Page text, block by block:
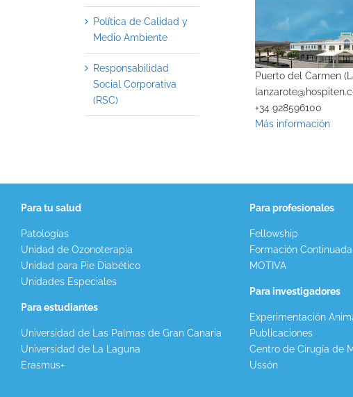
Puerto del Carmen
+34 928596100
Más información
Política de Calidad y
Medio Ambiente
Responsabilidad
Social Corporativa
(RSC)
Para tu salud
Patologías
Unidad de Ozonoterapia
Unidad para Pie Diabético
Unidades Especiales
Para estudiantes
Universidad de Las Palmas de Gran Canaria
Universidad de La Laguna
Erasmus+
Para profesionales
Fellowship
Formación Continuada
MOTIVA
Para investigadores
Experimentación
Publicaciones
Centro de Cirugía de
Ussón